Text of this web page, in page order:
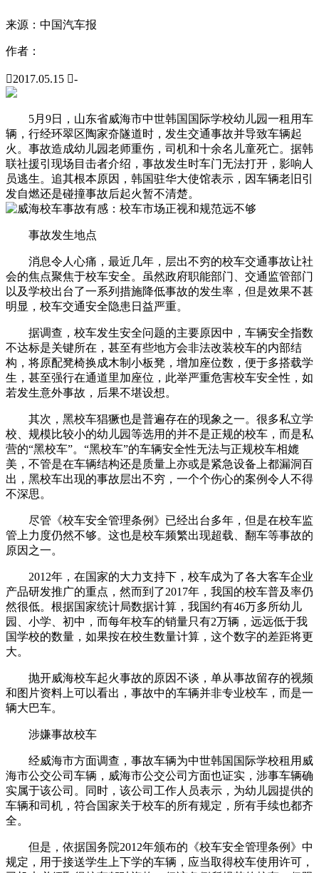
来源： 中国汽车报
作者：
2017.05.15 -
5月9日，山东省威海市中世韩国国际学校幼儿园一租用车
辆，行经环翠区陶家夼隧道时，发生交通事故并导致车辆起
火。事故造成幼儿园老师重伤，司机和十余名儿童死亡。据韩
联社援引现场目击者介绍，事故发生时车门无法打开，影响人
员逃生。追其根本原因，韩国驻华大使馆表示，因车辆老旧引
发自燃还是碰撞事故后起火暂不清楚。
事故发生地点
消息令人心痛，最近几年，层出不穷的校车交通事故让社
会的焦点聚焦于校车安全。虽然政府职能部门、交通监管部门
以及学校出台了一系列措施降低事故的发生率，但是效果不甚
明显，校车交通安全隐患日益严重。
据调查，校车发生安全问题的主要原因中，车辆安全指数
不达标是关键所在，甚至有些地方会非法改装校车的内部结
构，将原配凳椅换成木制小板凳，增加座位数，便于多搭载学
生，甚至强行在通道里加座位，此举严重危害校车安全性，如
若发生意外事故，后果不堪设想。
其次，黑校车猖獗也是普遍存在的现象之一。很多私立学
校、规模比较小的幼儿园等选用的并不是正规的校车，而是私
营的“黑校车”。“黑校车”的车辆安全性无法与正规校车相媲
美，不管是在车辆结构还是质量上亦或是紧急设备上都漏洞百
出，黑校车出现的事故层出不穷，一个个伤心的案例令人不得
不深思。
尽管《校车安全管理条例》已经出台多年，但是在校车监
管上力度仍然不够。这也是校车频繁出现超载、翻车等事故的
原因之一。
2012年，在国家的大力支持下，校车成为了各大客车企业
产品研发推广的重点，然而到了2017年，我国的校车普及率仍
然很低。根据国家统计局数据计算，我国约有46万多所幼儿
园、小学、初中，而每年校车的销量只有2万辆，远远低于我
国学校的数量，如果按在校生数量计算，这个数字的差距将更
大。
抛开威海校车起火事故的原因不谈，单从事故留存的视频
和图片资料上可以看出，事故中的车辆并非专业校车，而是一
辆大巴车。
涉嫌事故校车
经威海市方面调查，事故车辆为中世韩国国际学校租用威
海市公交公司车辆，威海市公交公司方面也证实，涉事车辆确
实属于该公司。同时，该公司工作人员表示，为幼儿园提供的
车辆和司机，符合国家关于校车的所有规定，所有手续也都齐
全。
但是，依据国务院2012年颁布的《校车安全管理条例》中
规定，用于接送学生上下学的车辆，应当取得校车使用许可，